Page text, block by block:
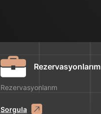
Rezervasyonlarım
Rezervasyonlarım
Sorgula